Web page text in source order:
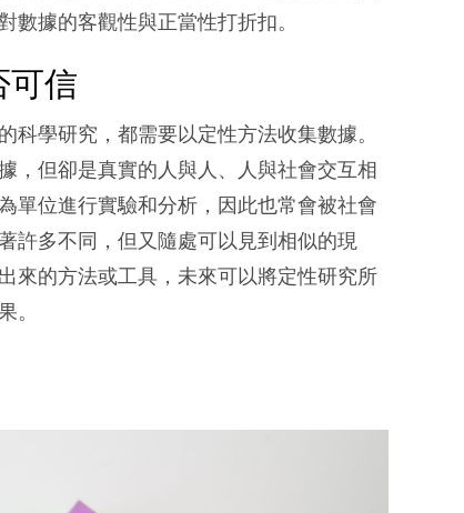
數據的客觀性與正當性打折扣。
可信
學研究，都需要以定性方法收集數據。
，但卻是真實的人與人、人與社會交互相
單位進行實驗和分析，因此也常會被社會
許多不同，但又隨處可以見到相似的現
來的方法或工具，未來可以將定性研究所
。